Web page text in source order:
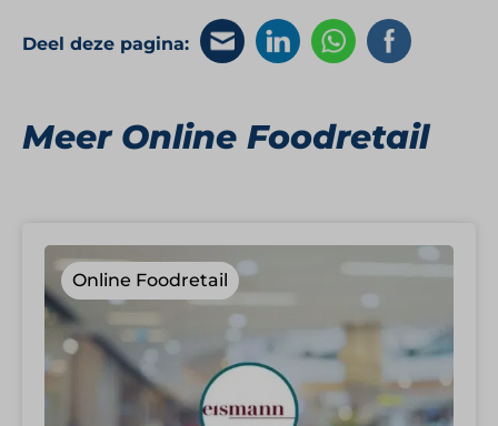
Deel deze pagina:
Meer Online Foodretail
Online Foodretail